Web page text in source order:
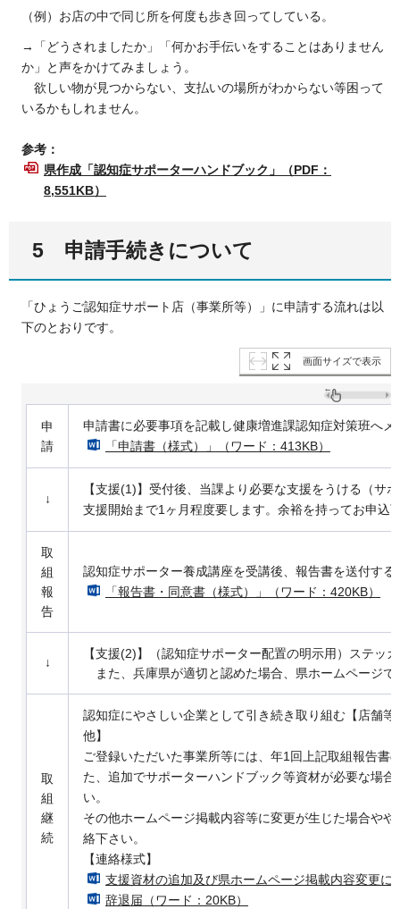
（例）お店の中で同じ所を何度も歩き回ってしている。
→「どうされましたか」「何かお手伝いをすることはありません
か」と声をかけてみましょう。
欲しい物が見つからない、支払いの場所がわからない等困って
いるかもしれません。
参考：
県作成「認知症サポーターハンドブック」（PDF：
8,551KB）
5 申請手続きについて
「ひょうご認知症サポート店（事業所等）」に申請する流れは以
下のとおりです。
画面サイズで表示
申
請
申請書に必要事項を記載し健康増進課認知症対策班へメ
「申請書（様式）」（ワード：413KB）
↓
【支援(1)】受付後、当課より必要な支援をうける（サ
支援開始まで1ヶ月程度要します。余裕を持ってお申込
取
組
報
告
認知症サポーター養成講座を受講後、報告書を送付する
「報告書・同意書（様式）」（ワード：420KB）
↓
【支援(2)】（認知症サポーター配置の明示用）ステッ
また、兵庫県が適切と認めた場合、県ホームページで
取
組
継
続
認知症にやさしい企業として引き続き取り組む【店舗
他】
ご登録いただいた事業所等には、年1回上記取組報告書
た、追加でサポーターハンドブック等資材が必要な場
い。
その他ホームページ掲載内容等に変更が生じた場合や
絡下さい。
【連絡様式】
支援資材の追加及び県ホームページ掲載内容変更に
辞退届（ワード：20KB）